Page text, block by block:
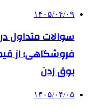
۱۴۰۵/۰۴/۰۹
سوالات متداول
فروشگاهی؛ از
بوق زدن
۱۴۰۵/۰۴/۰۵